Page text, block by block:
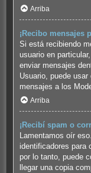
Arriba
¡Recibo mensajes
Si está recibiendo
usuario en
enviar mensajes
Usuario, puede
mensajes a los
Arriba
¡Recibí spam o
Lamentamos oír
identificadores para
por lo tanto, puede
llegar una copia